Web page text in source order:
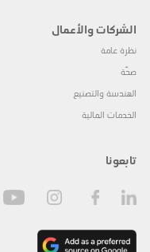
الشركات والأعمال
نظرة عامة
صحّة
الهندسة والتصنيع
الخدمات المالية
تابعونا